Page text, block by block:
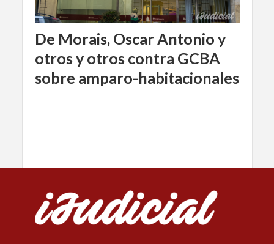
De Morais, Oscar Antonio y
otros y otros contra GCBA
sobre amparo-habitacionales